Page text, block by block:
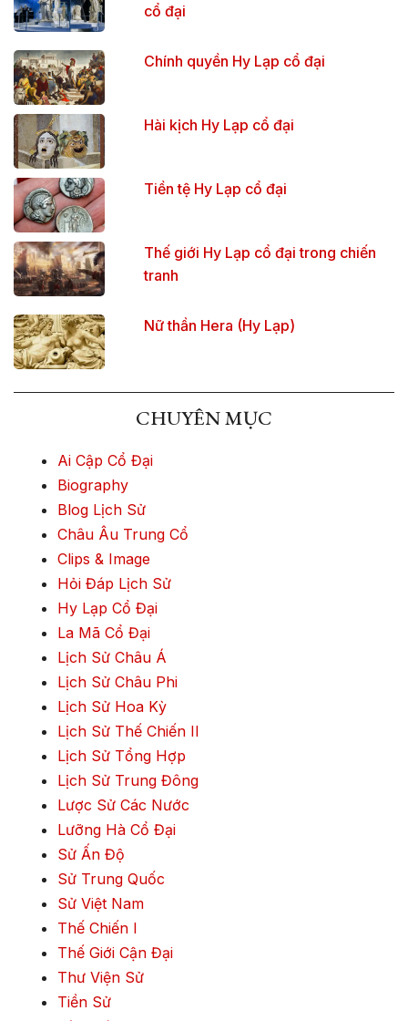
cổ đại
Chính quyền Hy Lạp cổ đại
Hài kịch Hy Lạp cổ đại
Tiền tệ Hy Lạp cổ đại
Thế giới Hy Lạp cổ đại trong chiến
tranh
Nữ thần Hera (Hy Lạp)
CHUYÊN MỤC
Ai Cập Cổ Đại
Biography
Blog Lịch Sử
Châu Âu Trung Cổ
Clips & Image
Hỏi Đáp Lịch Sử
Hy Lạp Cổ Đại
La Mã Cổ Đại
Lịch Sử Châu Á
Lịch Sử Châu Phi
Lịch Sử Hoa Kỳ
Lịch Sử Thế Chiến II
Lịch Sử Tổng Hợp
Lịch Sử Trung Đông
Lược Sử Các Nước
Lưỡng Hà Cổ Đại
Sử Ấn Độ
Sử Trung Quốc
Sử Việt Nam
Thế Chiến I
Thế Giới Cận Đại
Thư Viện Sử
Tiền Sử